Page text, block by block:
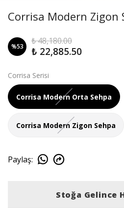
Corrisa Modern Zigon
%53
₺ 48,180.00
₺ 22,885.50
Corrisa Serisi
Corrisa Modern Orta Sehpa
Corrisa Modern Zigon Sehpa
Paylaş:
Stoğa Gelince